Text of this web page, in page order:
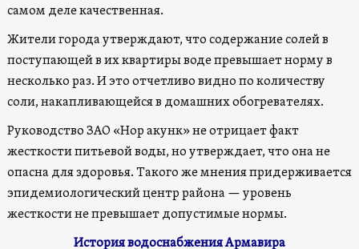
самом деле качественная.
Жители города утверждают, что содержание солей в
поступающей в их квартиры воде превышает норму в
несколько раз. И это отчетливо видно по количеству
соли, накапливающейся в домашних обогревателях.
Руководство ЗАО «Нор акунк» не отрицает факт
жесткости питьевой воды, но утверждает, что она не
опасна для здоровья. Такого же мнения придерживается
эпидемиологический центр района — уровень
жесткости не превышает допустимые нормы.
История водоснабжения Армавира